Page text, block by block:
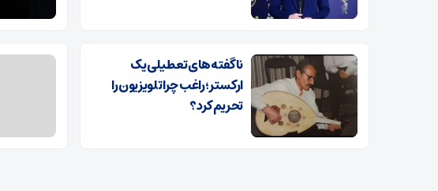
ناگفته‌های تعطیلی یک
ارکستر؛ راغب چرا تلویزیون را
تحریم کرد؟